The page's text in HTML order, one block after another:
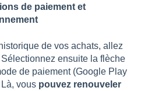
de paiement et
de vos achats, allez
Sélectionnez ensuite la flèche
de paiement (Google Play
vous pouvez renouveler